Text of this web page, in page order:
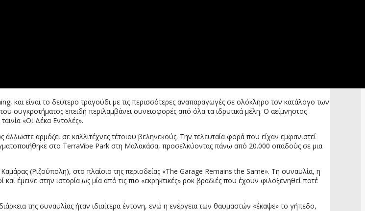
είναι το δεύτερο τραγούδι με τις περισσότερες αναπαραγωγές σε ολόκληρο τον κατάλογο των
συγκροτήματος επειδή περιλαμβάνει συνεισφορές από όλα τα ιδρυτικά μέλη. Ο αείμνηστος
«Οι Δέκα Εντολές».
αρμόζει σε καλλιτέχνες τέτοιου βεληνεκούς. Την τελευταία φορά που είχαν εμφανιστεί
στο TerraVibe Park στη Μαλακάσα, προσελκύοντας πάνω από 20.000 οπαδούς σε μια
(Ριζούπολη), στο πλαίσιο της περιοδείας «The Garage Remains the Same». Τη συναυλία, η
στην ιστορία ως μία από τις πιο «εκρηκτικές» ροκ βραδιές που έχουν φιλοξενηθεί ποτέ
της συναυλίας ήταν ιδιαίτερα έντονη, ενώ η ενέργεια των θαυμαστών «έκαψε» το γήπεδο,